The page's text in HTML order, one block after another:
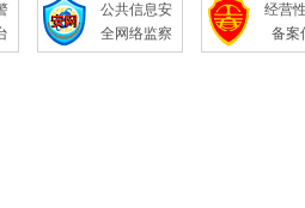
公共信息安
全网络监察
经营
备案